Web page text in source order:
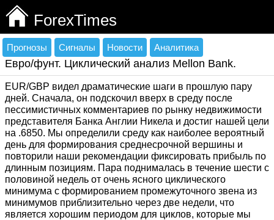
ForexTimes
Прогнозы Сигналы Новости Аналитика
Евро/фунт. Циклический анализ Mellon Bank.
EUR/GBP видел драматические шаги в прошлую пару
дней. Сначала, он подскочил вверх в среду после
пессимистичных комментариев по рынку недвижимости
представителя Банка Англии Никела и достиг нашей цели
на .6850. Мы определили среду как наиболее вероятный
день для формирования среднесрочной вершины и
повторили наши рекомендации фиксировать прибыль по
длинным позициям. Пара поднималась в течение шести с
половиной недель от очень ясного циклического
минимума с формированием промежуточного звена из
минимумов приблизительно через две недели, что
является хорошим периодом для циклов, которые мы